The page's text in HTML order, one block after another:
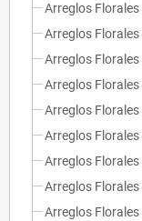
Arreglos
Arreglos
Arreglos
Arreglos
Arreglos Florales
Arreglos Florales
Arreglos
Arreglos Florales
Arreglos